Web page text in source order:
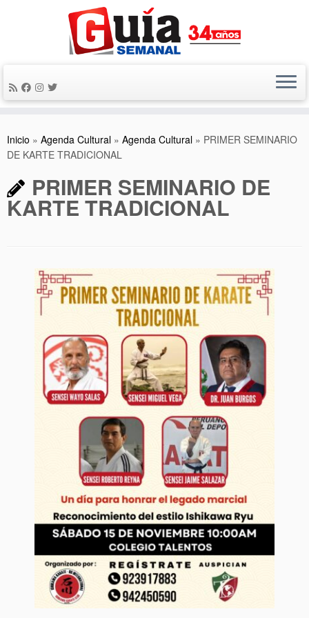
Inicio » Agenda Cultural » Agenda Cultural » PRIMER SEMINARIO
DE KARTE TRADICIONAL
PRIMER SEMINARIO DE
KARTE TRADICIONAL